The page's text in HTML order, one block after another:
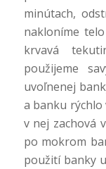
minútach,
nakloníme
krvavá
použijeme
uvoľnenej
a banku
v nej zachová
po mokrom
použití banky